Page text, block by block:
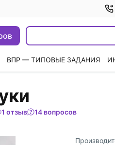
ВПР — ТИПОВЫЕ ЗАДАНИЯ
1 отзыв 14 вопросов